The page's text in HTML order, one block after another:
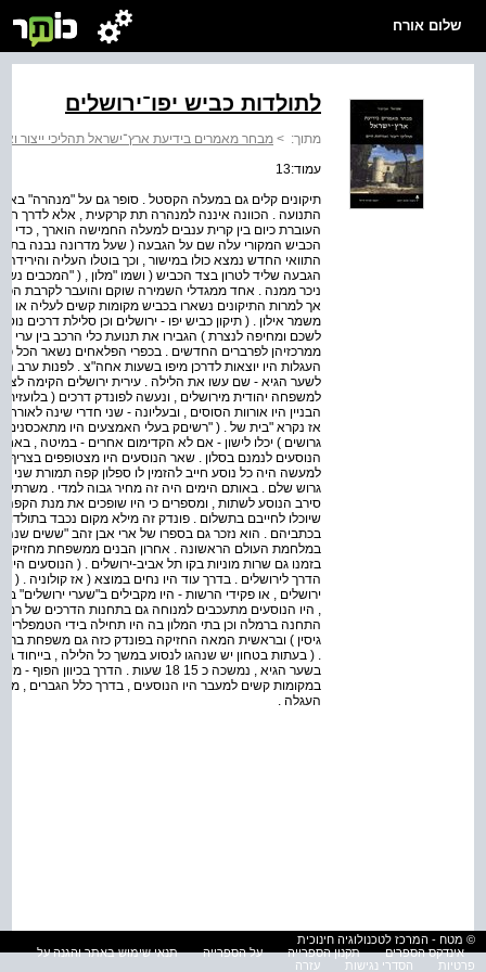
שלום אורח
לתולדות כביש יפו־ירושלים
מתוך: > מבחר מאמרים בידיעת ארץ־ישראל תהליכי ייצור
עמוד:13
התנועה . הכוונה איננה למנהרה תת קרקעית , אלא לדרך
העוברת כיום בין קרית ענבים למעלה החמישה הוארך , כדי
הכביש המקורי עלה שם על הגבעה ( שעל מדרונה נבנה
התוואי החדש נמצא כולו במישור , וכך בוטלו העליה
הגבעה שליד לטרון בצד הכביש ( ושמו "מלון , ( "המכבים
ניכר ממנה . אחד ממגדלי השמירה שוקם והועבר לקרבת
אך למרות התיקונים נשארו בכביש מקומות קשים לעליה
משמר אילון . ( תיקון כביש יפו - ירושלים וכן סלילת דרכים
לשכם ומחיפה לנצרת ) הגבירו את תנועת כלי הרכב בין
ממרכזיהן לפרברים החדשים . בכפרי הפלאחים נשאר הכל
העגלות היו יוצאות לדרכן מיפו בשעות אחה"צ . לפנות ערב
לשער הגיא - שם עשו את הלילה . עירית ירושלים הקימה
למשפחה יהודית מירושלים , ונעשה לפונדק דרכים (
הבניין היו אורוות הסוסים , ובעליונה - שני חדרי שינה
אז נקרא "בית של . ( "רשיםק בעלי האמצעים היו מתאכסנים
גרושים ) יכלו לישון - אם לא הקדימום אחרים - במיטה ,
הנוסעים לנמנם בסלון . שאר הנוסעים היו מצטופפים
למעשה היה כל נוסע חייב להזמין לו ספלון קפה תמורת שני
גרוש שלם . באותם הימים היה זה מחיר גבוה למדי .
סירב הנוסע לשתות , ומספרים כי היו שופכים את מנת
שיוכלו לחייבם בתשלום . פונדק זה מילא מקום נכבד
בכתביהם . הוא נזכר גם בספרו של ארי אבן זהב "ששים שנה ,
במלחמת העולם הראשונה . אחרון הבנים ממשפחת מחזיקי
בזמנו גם שרות מוניות בקו תל אביב-ירושלים . ( הנוסעים
הדרך לירושלים . בדרך עוד היו נחים במוצא ( אז קולוניה .
ירושלים , או פקידי הרשות - היו מקבילים ב"שערי
, היו הנוסעים מתעכבים למנוחה גם בתחנות הדרכים של
גיסין ) ובראשית המאה החזיקה בפונדק כזה גם משפחת
. ( בעתות בטחון יש שנהגו לנסוע במשך כל הלילה , בייחוד
במקומות קשים למעבר היו הנוסעים , בדרך כלל הגברים ,
העגלה .
© מטח - המרכז לטכנולוגיה חינוכית
אינדקס הספרים
תקנון הספרייה על הספרייה
תנאי שימוש באתר והגנה על
פרטיות
הסדרי נגישות עזרה